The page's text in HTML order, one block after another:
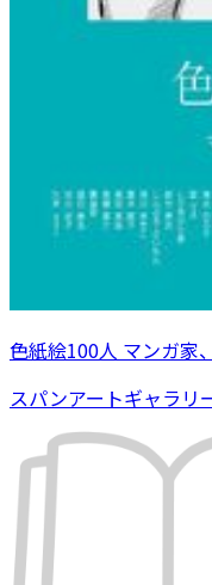
色紙絵100人 マンガ家
スパンアートギャラリ